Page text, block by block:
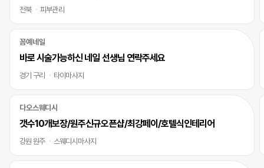
전북 피부관리
꼼예네일
바로 시술가능하신 네일 선생님 연락주세요
경기 구리 타이마사지
다오스웨디시
갯수10개보장/원주신규오픈샵/최강페이/호텔식인테리어
강원 원주 스웨디시마사지